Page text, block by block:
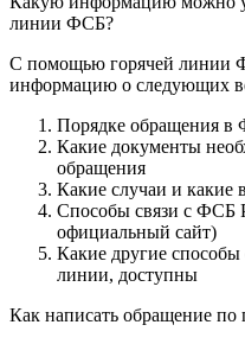
линии ФСБ?
С помощью горячей линии
информацию о следующих
Порядке обращения в
Какие документы
обращения
Какие случаи и какие
Способы связи с ФСБ
официальный сайт)
Какие другие
линии, доступны
Как написать обращение